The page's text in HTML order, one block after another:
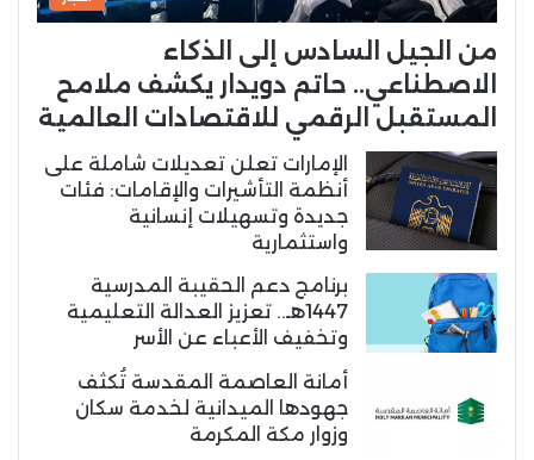
من الجيل السادس إلى الذكاء
الاصطناعي.. حاتم دويدار يكشف ملامح
المستقبل الرقمي للاقتصادات العالمية
الإمارات تعلن تعديلات شاملة على
أنظمة التأشيرات والإقامات: فئات
جديدة وتسهيلات إنسانية
واستثمارية
برنامج دعم الحقيبة المدرسية
1447هـ.. تعزيز العدالة التعليمية
وتخفيف الأعباء عن الأسر
أمانة العاصمة المقدسة تُكثف
جهودها الميدانية لخدمة سكان
وزوار مكة المكرمة